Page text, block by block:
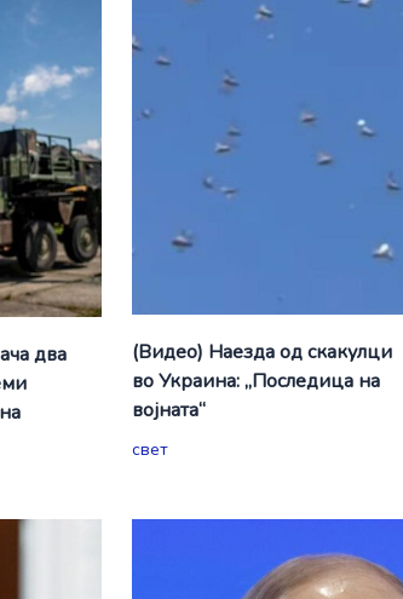
два
(Видео) Наезда од скакулци
во Украина: „Последица на
војната“
свет